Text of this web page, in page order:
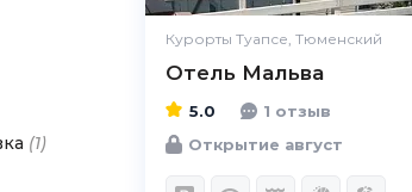
(1)
Курорты Туапсе, Тюменский
Отель Мальва
5.0
1 отзыв
Открытие август